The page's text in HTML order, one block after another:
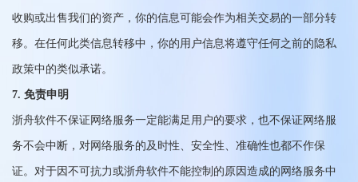
收购或出售我们的资产，你的信息可能会作为相关交易的一部分转
移。在任何此类信息转移中，你的用户信息将遵守任何之前的隐私
政策中的类似承诺。
7. 免责申明
浙舟软件不保证网络服务一定能满足用户的要求，也不保证网络服
务不会中断，对网络服务的及时性、安全性、准确性也都不作保
证。对于因不可抗力或浙舟软件不能控制的原因造成的网络服务中